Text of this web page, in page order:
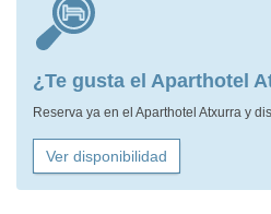
¿Te gusta el Aparthotel
Reserva ya en el Aparthotel Atxurra y
Ver disponibilidad